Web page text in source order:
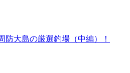
防大島の厳選釣場（中編）！